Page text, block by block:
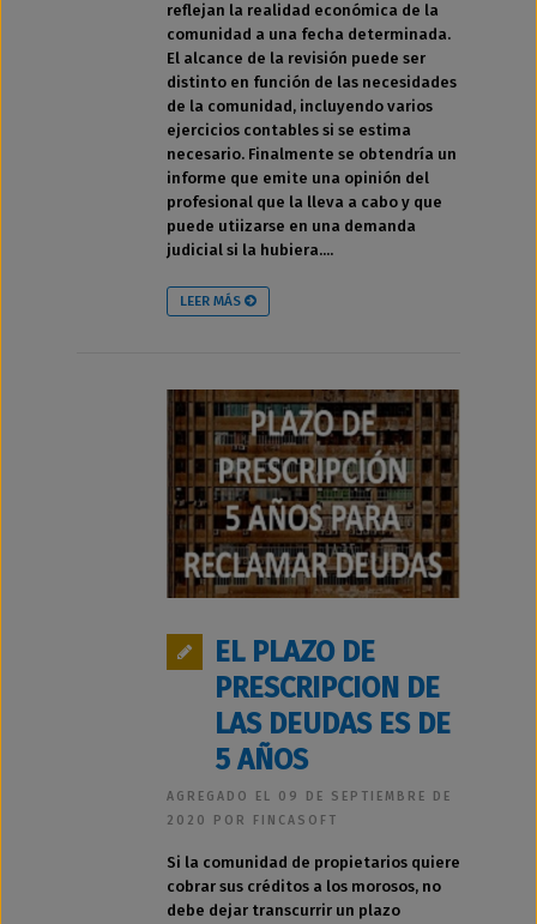
reflejan la realidad económica de la
comunidad a una fecha determinada.
El alcance de la revisión puede ser
distinto en función de las necesidades
de la comunidad, incluyendo varios
ejercicios contables si se estima
necesario. Finalmente se obtendría un
informe que emite una opinión del
profesional que la lleva a cabo y que
puede utiizarse en una demanda
judicial si la hubiera....
LEER MÁS
EL PLAZO DE
PRESCRIPCION DE
LAS DEUDAS ES DE
5 AÑOS
AGREGADO EL 09 DE SEPTIEMBRE DE
2020 POR FINCASOFT
Si la comunidad de propietarios quiere
cobrar sus créditos a los morosos, no
debe dejar transcurrir un plazo